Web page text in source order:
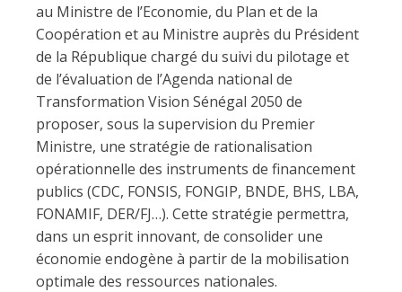
au Ministre de l’Economie, du Plan et de la
Coopération et au Ministre auprès du Président
de la République chargé du suivi du pilotage et
de l’évaluation de l’Agenda national de
Transformation Vision Sénégal 2050 de
proposer, sous la supervision du Premier
Ministre, une stratégie de rationalisation
opérationnelle des instruments de financement
publics (CDC, FONSIS, FONGIP, BNDE, BHS, LBA,
FONAMIF, DER/FJ…). Cette stratégie permettra,
dans un esprit innovant, de consolider une
économie endogène à partir de la mobilisation
optimale des ressources nationales.